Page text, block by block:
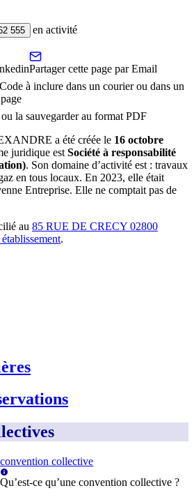
555
en activité
Partager cette page par Email
à inclure dans un courier ou dans un
la sauvegarder au format PDF
a été créée le 16 octobre
juridique est Société à responsabilité
. Son domaine d’activité est : travaux
en tous locaux. En 2023, elle était
Entreprise. Elle ne comptait pas de
au 85 RUE DE CRECY 02800
établissement.
convention collective
Qu’est-ce qu’une convention collective ?